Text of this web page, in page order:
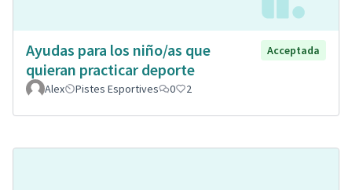
Ayudas para los niño/as que
quieran practicar deporte
Acceptada
Alex Pistes Esportives 0 2